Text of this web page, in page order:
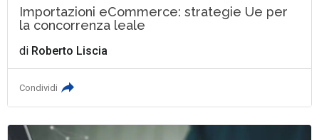
Importazioni eCommerce: strategie Ue per
la concorrenza leale
di Roberto Liscia
Condividi